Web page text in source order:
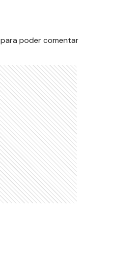
para poder comentar